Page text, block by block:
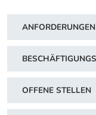
ANFORDERUNGEN
OFFENE STELLEN